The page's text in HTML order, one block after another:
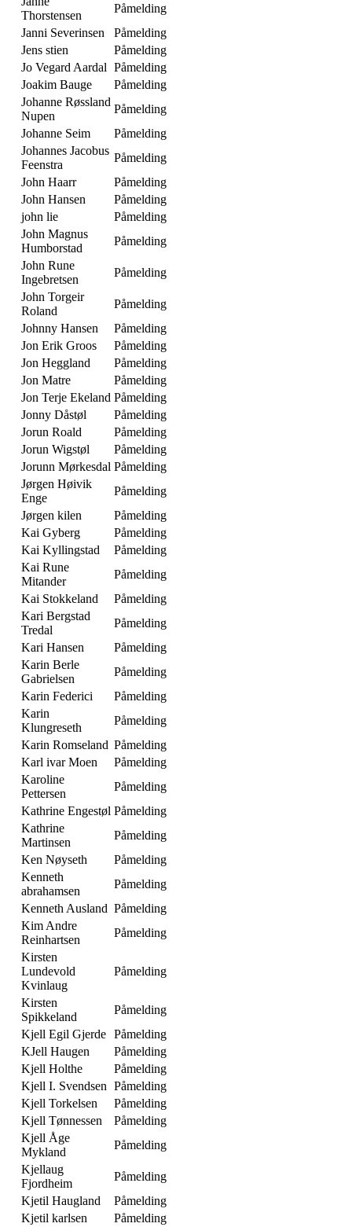
Thorstensen
Påmelding
Janni Severinsen
Påmelding
Jens stien
Påmelding
Jo Vegard Aardal Påmelding
Joakim Bauge
Påmelding
Johanne Røssland
Nupen
Påmelding
Johanne Seim
Påmelding
Johannes Jacobus
Feenstra
Påmelding
John Haarr
Påmelding
John Hansen
Påmelding
john lie
Påmelding
John Magnus
Humborstad
Påmelding
John Rune
Ingebretsen
Påmelding
John Torgeir
Roland
Påmelding
Johnny Hansen
Påmelding
Jon Erik Groos
Påmelding
Jon Heggland
Påmelding
Jon Matre
Påmelding
Jon Terje Ekeland Påmelding
Jonny Dåstøl
Påmelding
Jorun Roald
Påmelding
Jorun Wigstøl
Påmelding
Jorunn Mørkesdal Påmelding
Jørgen Høivik
Enge
Påmelding
Jørgen kilen
Påmelding
Kai Gyberg
Påmelding
Kai Kyllingstad
Påmelding
Kai Rune
Mitander
Påmelding
Kai Stokkeland
Påmelding
Kari Bergstad
Tredal
Påmelding
Kari Hansen
Påmelding
Karin Berle
Gabrielsen
Påmelding
Karin Federici
Påmelding
Karin
Klungreseth
Påmelding
Karin Romseland Påmelding
Karl ivar Moen
Påmelding
Karoline
Pettersen
Påmelding
Kathrine Engestøl Påmelding
Kathrine
Martinsen
Påmelding
Ken Nøyseth
Påmelding
Kenneth
abrahamsen
Påmelding
Kenneth Ausland Påmelding
Kim Andre
Reinhartsen
Påmelding
Kirsten
Lundevold
Kvinlaug
Påmelding
Kirsten
Spikkeland
Påmelding
Kjell Egil Gjerde Påmelding
KJell Haugen
Påmelding
Kjell Holthe
Påmelding
Kjell I. Svendsen Påmelding
Kjell Torkelsen
Påmelding
Kjell Tønnessen
Påmelding
Kjell Åge
Mykland
Påmelding
Kjellaug
Fjordheim
Påmelding
Kjetil Haugland
Påmelding
Kjetil karlsen
Påmelding